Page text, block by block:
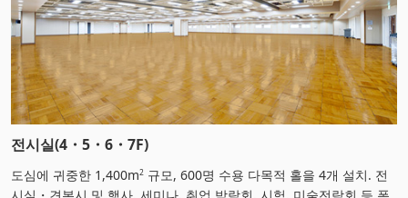
전시실(4・5・6・7F)
도심에 귀중한 1,400m2 규모, 600명 수용 다목적 홀을 4개 설치. 전